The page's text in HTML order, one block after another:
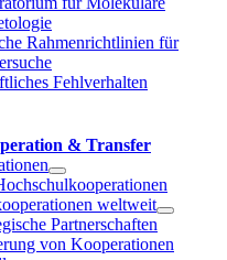
Rahmenrichtlinien für
Fehlverhalten
& Transfer
weltweit
Partnerschaften
von Kooperationen